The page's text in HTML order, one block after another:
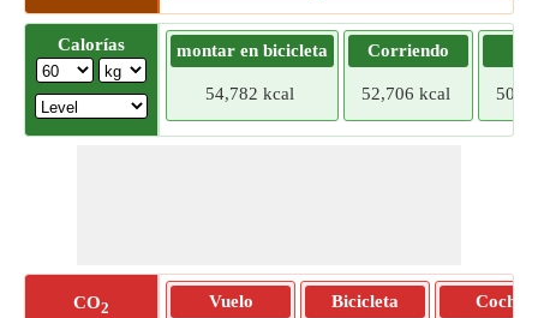
Calorías montar en bicicleta
54,782 kcal
Corriendo
52,706 kcal
CO2
Vuelo
Bicicleta
Coche